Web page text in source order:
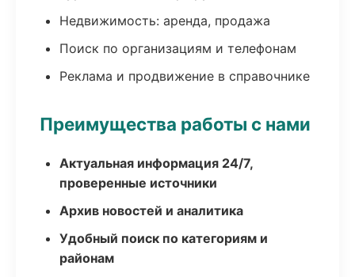
Недвижимость: аренда, продажа
Поиск по организациям и телефонам
Реклама и продвижение в справочнике
Преимущества работы с нами
Актуальная информация 24/7,
проверенные источники
Архив новостей и аналитика
Удобный поиск по категориям и
районам